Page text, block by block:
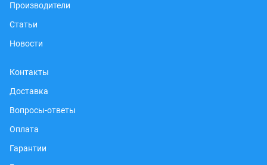
Производители
Статьи
Новости
Контакты
Доставка
Вопросы-ответы
Оплата
Гарантии